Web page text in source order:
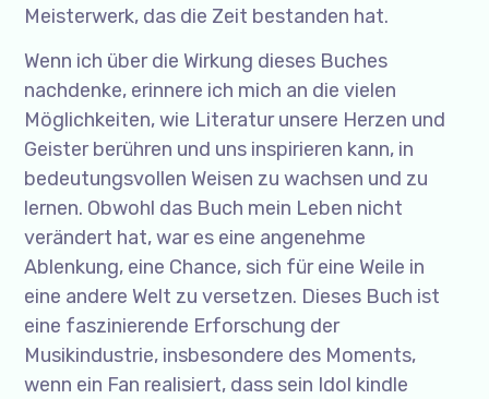
Meisterwerk, das die Zeit bestanden hat.
Wenn ich über die Wirkung dieses Buches
nachdenke, erinnere ich mich an die vielen
Möglichkeiten, wie Literatur unsere Herzen und
Geister berühren und uns inspirieren kann, in
bedeutungsvollen Weisen zu wachsen und zu
lernen. Obwohl das Buch mein Leben nicht
verändert hat, war es eine angenehme
Ablenkung, eine Chance, sich für eine Weile in
eine andere Welt zu versetzen. Dieses Buch ist
eine faszinierende Erforschung der
Musikindustrie, insbesondere des Moments,
wenn ein Fan realisiert, dass sein Idol kindle